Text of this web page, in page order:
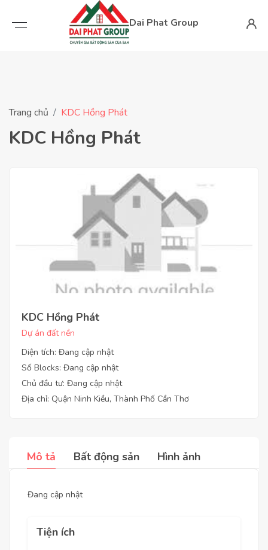
Dai Phat Group
Trang chủ KDC Hồng Phát
KDC Hồng Phát
KDC Hồng Phát
Dự án đất nền
Diện tích: Đang cập nhật
Số Blocks: Đang cập nhật
Chủ đầu tư: Đang cập nhật
Địa chỉ: Quận Ninh Kiều, Thành Phố Cần Thơ
Mô tả Bất động sản Hình ảnh
Đang cập nhật
Tiện ích